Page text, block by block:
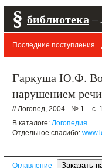
§ библиотека
Последние поступления
Гаркуша Ю.Ф.
нарушением речи
// Логопед, 2004 - № 1. - с.
В каталоге: Логопедия
Отдельное спасибо:
Оглавление